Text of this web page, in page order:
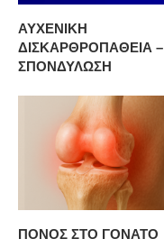
ΑΥΧΕΝΙΚΗ
ΔΙΣΚΑΡΘΡΟΠΑΘΕΙΑ –
ΣΠΟΝΔΥΛΩΣΗ
ΠΟΝΟΣ ΣΤΟ ΓΟΝΑΤΟ